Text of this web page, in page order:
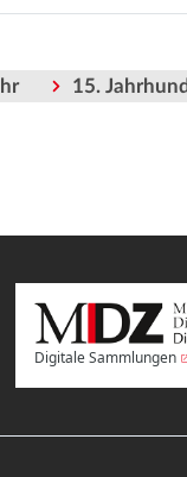
15.
Digitale Sammlungen